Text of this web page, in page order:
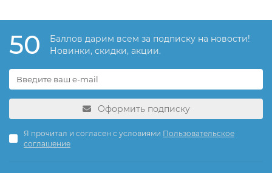
50
Баллов дарим всем за подписку на новости!
Новинки, скидки, акции.
Оформить подписку
Я прочитал и согласен с условиями Пользовательское
соглашение